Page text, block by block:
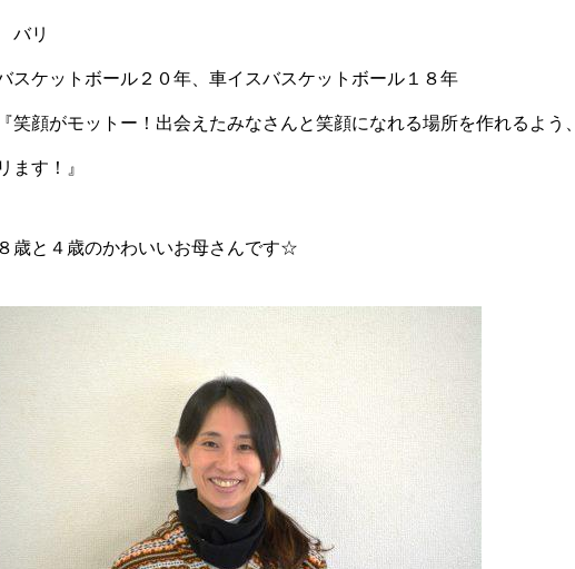
バリ
ケットボール２０年、車イスバスケットボール１８年
顔がモットー！出会えたみなさんと笑顔になれる場所を作れるよう、
ます！』
歳と４歳のかわいいお母さんです☆